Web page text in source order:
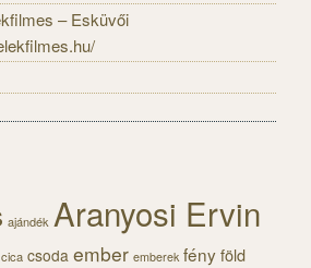
– Esküvői
ajándék Aranyosi Ervin
cica csoda ember emberek fényföld